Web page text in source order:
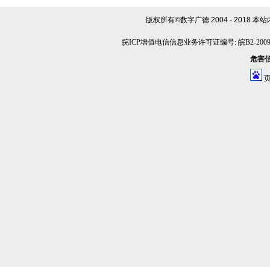
版权所有©数字广德 2004 - 2018 本站
皖ICP增值电信信息业务许可证编号: 皖B2-
危害